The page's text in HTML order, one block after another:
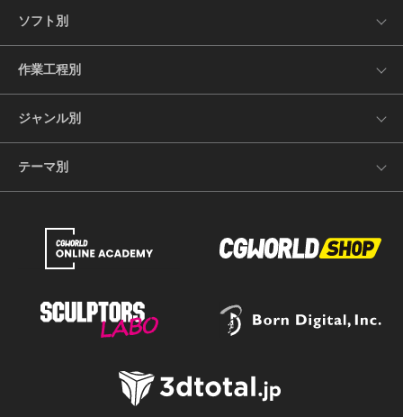
ソフト別
作業工程別
ジャンル別
テーマ別